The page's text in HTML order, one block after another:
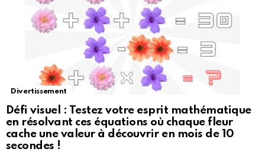
Divertissement
Défi visuel : Testez votre esprit mathématique
en résolvant ces équations où chaque fleur
cache une valeur à découvrir en mois de 10
secondes !